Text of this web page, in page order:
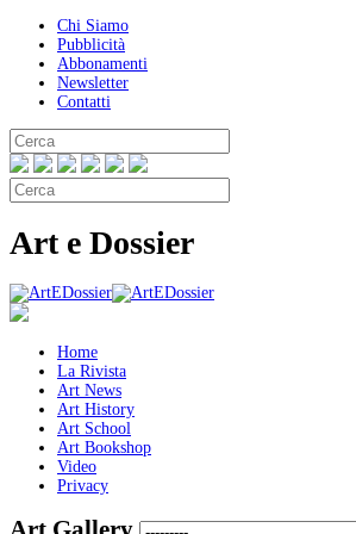
Chi Siamo
Pubblicità
Abbonamenti
Newsletter
Contatti
Art e Dossier
Home
La Rivista
Art News
Art History
Art School
Art Bookshop
Video
Privacy